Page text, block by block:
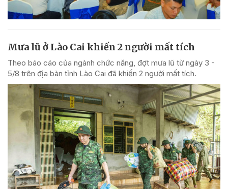
Mưa lũ ở Lào Cai khiến 2 người mất tích
Theo báo cáo của ngành chức năng, đợt mưa lũ từ ngày 3 -
5/8 trên địa bàn tỉnh Lào Cai đã khiến 2 người mất tích.